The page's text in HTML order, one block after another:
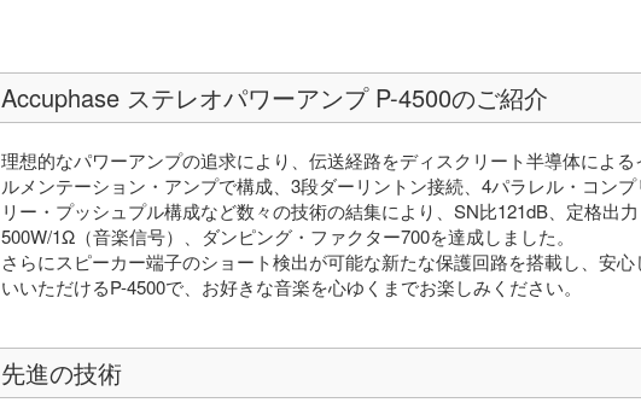
Accuphase ステレオパワーアンプ P-4500のご紹介
理想的なパワーアンプの追求により、伝送経路をディスクリート半導体による
ルメンテーション・アンプで構成、3段ダーリントン接続、4パラレル・コンプ
リー・プッシュプル構成など数々の技術の結集により、SN比121dB、定格出力
500W/1Ω（音楽信号）、ダンピング・ファクター700を達成しました。
さらにスピーカー端子のショート検出が可能な新たな保護回路を搭載し、安心
いいただけるP-4500で、お好きな音楽を心ゆくまでお楽しみください。
先進の技術